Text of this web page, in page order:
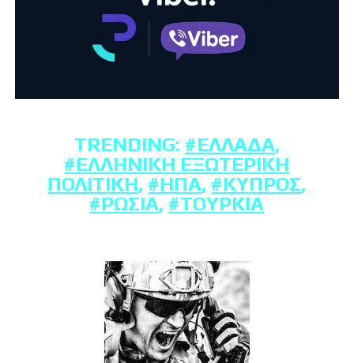
TRENDING: #ΕΛΛΆΔΑ,
#ΕΛΛΗΝΙΚΉ ΕΞΩΤΕΡΙΚΉ
ΠΟΛΙΤΙΚΉ, #ΗΠΑ, #ΚΎΠΡΟΣ,
#ΡΩΣΊΑ, #ΤΟΥΡΚΊΑ